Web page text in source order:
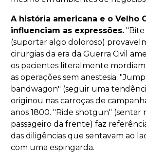
A história americana e o Velho
influenciam as expressões.
(suportar algo doloroso)
cirurgias da era da Guerra Civil
os pacientes literalmente
as operações sem anestesia.
bandwagon" (seguir uma
originou nas carroças de
anos 1800. "Ride shotgun" (sentar
passageiro da frente) faz
das diligências que sentavam ao
com uma espingarda.